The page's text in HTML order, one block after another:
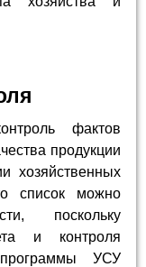
фактов
продукции
хозяйственных
список можно
поскольку
и контроля
УСУ